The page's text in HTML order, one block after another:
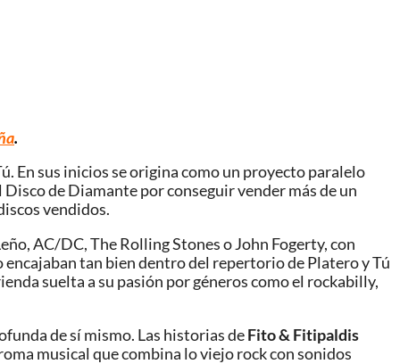
.
En sus inicios se origina como un proyecto paralelo
de Diamante por conseguir vender más de un
vendidos.
AC/DC, The Rolling Stones o John Fogerty, con
encajaban tan bien dentro del repertorio de Platero y Tú
suelta a su pasión por géneros como el rockabilly,
de sí mismo. Las historias deFito & Fitipaldis
musical que combina lo viejo rock con sonidos